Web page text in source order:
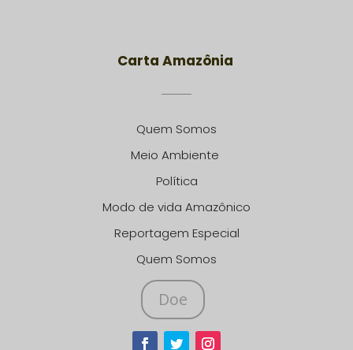
Carta Amazônia
Quem Somos
Meio Ambiente
Política
Modo de vida Amazônico
Reportagem Especial
Quem Somos
Doe